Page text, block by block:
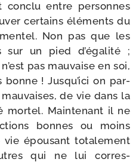
conclu entre per­sonnes
cer­tains élé­ments du
Non pas que les
un pied d’égalité ;
pas mau­vaise en soi,
! Jusqu’ici on par­
de vie dans la
mor­tel. Maintenant il ne
bonnes ou moins
vie épou­sant tota­le­ment
qui ne lui cor­res­